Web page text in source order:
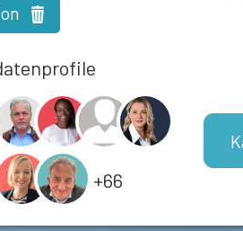
+66